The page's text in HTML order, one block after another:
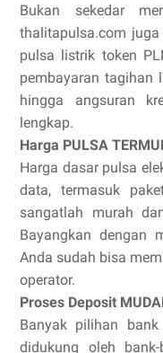
Bukan sekedar
thalitapulsa.com
pulsa listrik token
pembayaran tagihan
hingga angsuran
lengkap.
Harga PULSA
Harga dasar pulsa
data, termasuk
sangatlah murah
Bayangkan dengan
Anda sudah bisa
operator.
Proses Deposit
Banyak pilihan
didukung oleh